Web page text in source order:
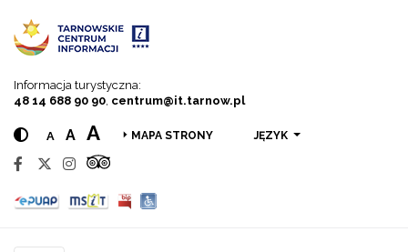
Informacja turystyczna:
48 14 688 90 90 centrum@it.tarnow.pl
A A A MAPA STRONY JĘZYK